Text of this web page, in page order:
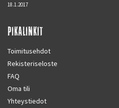
18.1.2017
PIKALINKIT
Toimitusehdot
Rekisteriseloste
FAQ
Oma tili
Yhteystiedot